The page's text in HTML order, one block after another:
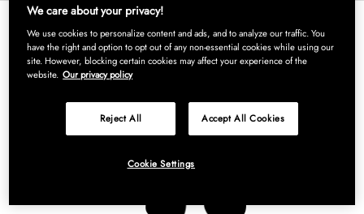
We care about your privacy!
We use cookies to personalize content and ads, and to analyze our traffic. You
have the right and option to opt out of any non-essential cookies while using our
site. However, blocking certain cookies may affect your experience of the
website. Our privacy policy
Reject All Accept All Cookies
Cookie Settings